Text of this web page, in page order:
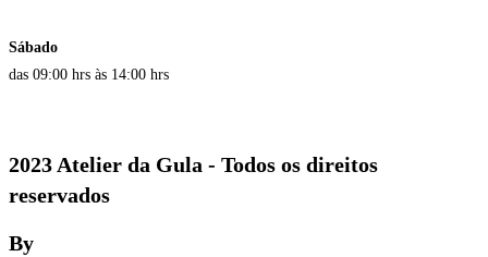
Sábado
das 09:00 hrs às 14:00 hrs
2023 Atelier da Gula - Todos os direitos
reservados
By